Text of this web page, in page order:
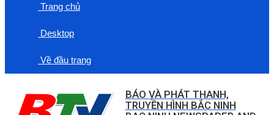
Trang chủ
Desktop
Về đầu trang
BÁO VÀ PHÁT THANH,
TRUYỀN HÌNH BẮC NINH